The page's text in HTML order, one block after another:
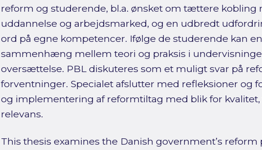
reform og studerende, bl.a. ønsket om tættere kobling
uddannelse og arbejdsmarked, og en udbredt
ord på egne kompetencer. Ifølge de studerende kan
sammenhæng mellem teori og praksis i
oversættelse. PBL diskuteres som et muligt svar på
forventninger. Specialet afslutter med refleksioner og
og implementering af reformtiltag med blik for kvalitet,
relevans.
This thesis examines the Danish government’s